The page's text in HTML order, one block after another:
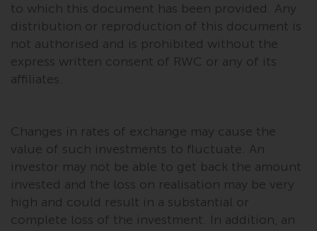
to which this document has been provided. Any
distribution or reproduction of this document is
not authorised and is prohibited without the
express written consent of RWC or any of its
affiliates.
Changes in rates of exchange may cause the
value of such investments to fluctuate. An
investor may not be able to get back the amount
invested and the loss on realisation may be very
high and could result in a substantial or
complete loss of the investment. In addition, an